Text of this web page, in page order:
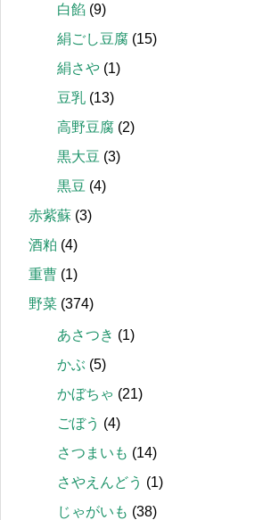
白餡 (9)
絹ごし豆腐 (15)
絹さや (1)
豆乳 (13)
高野豆腐 (2)
黒大豆 (3)
黒豆 (4)
赤紫蘇 (3)
酒粕 (4)
重曹 (1)
野菜 (374)
あさつき (1)
かぶ (5)
かぼちゃ (21)
ごぼう (4)
さつまいも (14)
さやえんどう (1)
じゃがいも (38)